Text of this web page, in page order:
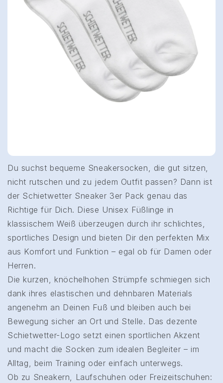
Du suchst bequeme Sneakersocken, die gut sitzen,
nicht rutschen und zu jedem Outfit passen? Dann ist
der Schietwetter Sneaker 3er Pack genau das
Richtige für Dich. Diese Unisex Füßlinge in
klassischem Weiß überzeugen durch ihr schlichtes,
sportliches Design und bieten Dir den perfekten Mix
aus Komfort und Funktion – egal ob für Damen oder
Herren.
Die kurzen, knöchelhohen Strümpfe schmiegen sich
dank ihres elastischen und dehnbaren Materials
angenehm an Deinen Fuß und bleiben auch bei
Bewegung sicher an Ort und Stelle. Das dezente
Schietwetter-Logo setzt einen sportlichen Akzent
und macht die Socken zum idealen Begleiter – im
Alltag, beim Training oder einfach unterwegs.
Ob zu Sneakern, Laufschuhen oder Freizeitschuhen: